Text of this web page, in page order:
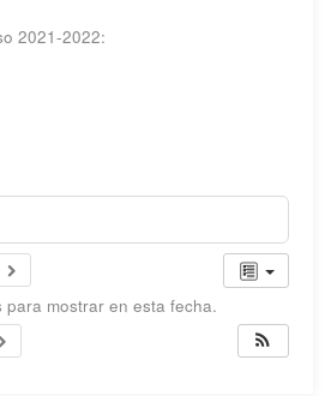
2021-2022:
mostrar en esta fecha.